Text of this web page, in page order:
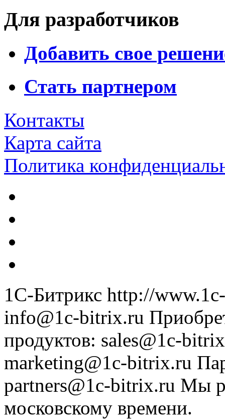
Для разработчиков
Добавить свое
Стать партнером
Контакты
Карта сайта
Политика
1С-Битрикс http://
info@1c-bitrix.ru
продуктов: sales@1c-
marketing@1c-bitrix.ru
partners@1c-bitrix.ru Мы
московскому времени.